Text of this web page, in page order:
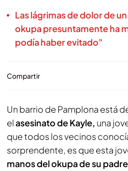
Las lágrimas de dolor de
okupa presuntamente ha
podía haber evitado"
Compartir
Un barrio de Pamplona está
elasesinato de Kayle, una
que todos los vecinos
sorprendente, es que esta
manos del okupa de su